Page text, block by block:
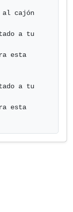
al cajón
a tu
esta
a tu
esta